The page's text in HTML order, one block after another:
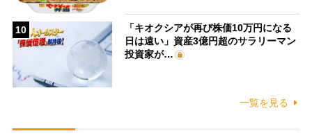
10
「キオクシアが再び株価10万円になる
日は遠い」資産3億円超のサラリーマン
投資家が…
一覧を見る